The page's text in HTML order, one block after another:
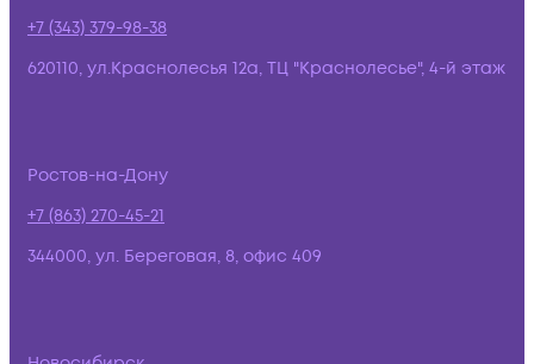
+7 (343) 379-98-38
620110, ул.Краснолесья 12а, ТЦ "Краснолесье", 4-й этаж
Ростов-на-Дону
+7 (863) 270-45-21
344000, ул. Береговая, 8, офис 409